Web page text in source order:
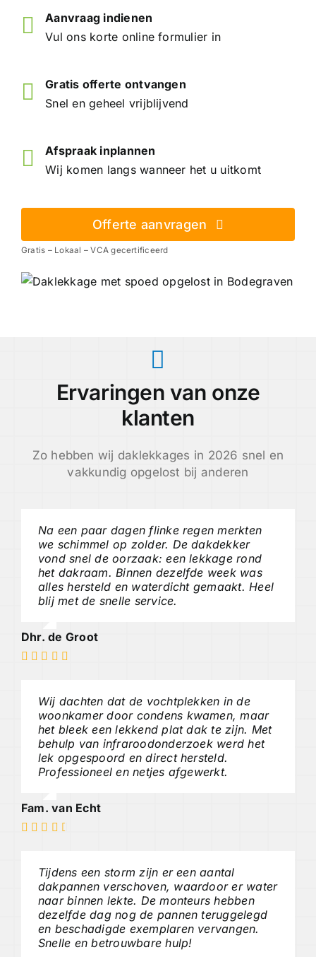
Aanvraag indienen
Vul ons korte online formulier in
Gratis offerte ontvangen
Snel en geheel vrijblijvend
Afspraak inplannen
Wij komen langs wanneer het u uitkomt
Offerte aanvragen
Gratis – Lokaal – VCA gecertificeerd
Ervaringen van onze
klanten
Zo hebben wij daklekkages in 2026 snel en
vakkundig opgelost bij anderen
Na een paar dagen flinke regen merkten
we schimmel op zolder. De dakdekker
vond snel de oorzaak: een lekkage rond
het dakraam. Binnen dezelfde week was
alles hersteld en waterdicht gemaakt. Heel
blij met de snelle service.
Dhr. de Groot
Wij dachten dat de vochtplekken in de
woonkamer door condens kwamen, maar
het bleek een lekkend plat dak te zijn. Met
behulp van infraroodonderzoek werd het
lek opgespoord en direct hersteld.
Professioneel en netjes afgewerkt.
Fam. van Echt
Tijdens een storm zijn er een aantal
dakpannen verschoven, waardoor er water
naar binnen lekte. De monteurs hebben
dezelfde dag nog de pannen teruggelegd
en beschadigde exemplaren vervangen.
Snelle en betrouwbare hulp!